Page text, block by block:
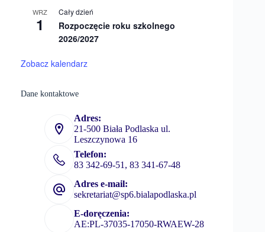
WRZ
1
Cały dzień
Rozpoczęcie roku szkolnego
2026/2027
Zobacz kalendarz
Dane kontaktowe
Adres:
21-500 Biała Podlaska ul.
Leszczynowa 16
Telefon:
83 342-69-51, 83 341-67-48
Adres e-mail:
sekretariat@sp6.bialapodlaska.pl
E-doręczenia:
AE:PL-37035-17050-RWAEW-28